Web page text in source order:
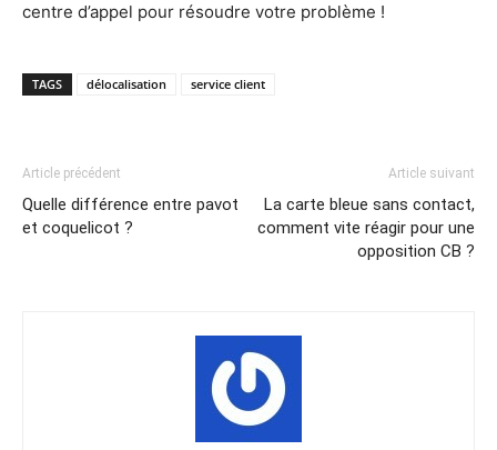
centre d’appel pour résoudre votre problème !
TAGS délocalisation service client
Article précédent
Quelle différence entre pavot
et coquelicot ?
Article suivant
La carte bleue sans contact,
comment vite réagir pour une
opposition CB ?